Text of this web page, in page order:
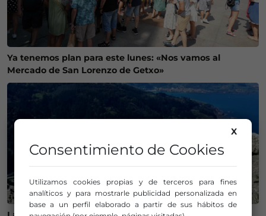
Ya tenemos plan para este lunes: «Nos vamos al
Mercado de San Lorenzo de Getxo»
X
Consentimiento de Cookies
Utilizamos cookies propias y de terceros para fines
analíticos y para mostrarle publicidad personalizada en
base a un perfil elaborado a partir de sus hábitos de